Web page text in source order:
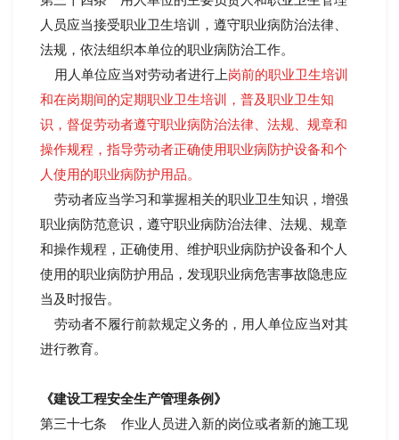
人员应当接受职业卫生培训，遵守职业病防治法律、
法规，依法组织本单位的职业病防治工作。
用人单位应当对劳动者进行上岗前的职业卫生培训
和在岗期间的定期职业卫生培训，普及职业卫生知
识，督促劳动者遵守职业病防治法律、法规、规章和
操作规程，指导劳动者正确使用职业病防护设备和个
人使用的职业病防护用品。
劳动者应当学习和掌握相关的职业卫生知识，增强
职业病防范意识，遵守职业病防治法律、法规、规章
和操作规程，正确使用、维护职业病防护设备和个人
使用的职业病防护用品，发现职业病危害事故隐患应
当及时报告。
劳动者不履行前款规定义务的，用人单位应当对其
进行教育。
《建设工程安全生产管理条例》
第三十七条 作业人员进入新的岗位或者新的施工现